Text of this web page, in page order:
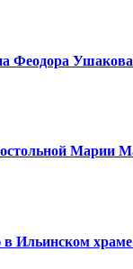
Феодора Ушакова
Марии
храме